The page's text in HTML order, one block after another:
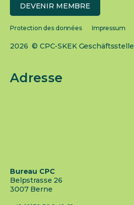
DEVENIR MEMBRE
Protection des données Impressum
2026 © CPC-SKEK Geschäftsstelle
Adresse
Bureau CPC
Belpstrasse 26
3007 Berne